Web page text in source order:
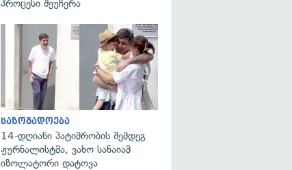
პროცესი შეუჩერა
საზოგადოება
14-დღიანი პატიმრობის შემდეგ
ჟურნალისტმა, ვახო სანაიამ
იზოლატორი დატოვა